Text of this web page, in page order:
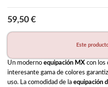
59,50 €
Este
Un moderno equipación MX con los
interesante gama de colores
uso. La comodidad de la equipación